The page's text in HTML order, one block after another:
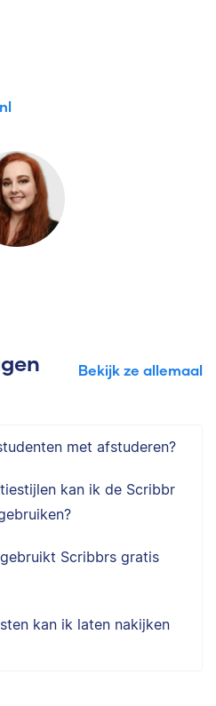
Bekijk ze allemaal
met afstuderen?
kan ik de Scribbr
Scribbrs gratis
kan ik laten nakijken